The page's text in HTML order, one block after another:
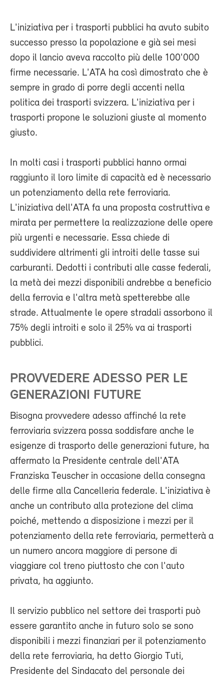
L'iniziativa per i trasporti pubblici ha avuto subito
successo presso la popolazione e già sei mesi
dopo il lancio aveva raccolto più delle 100'000
firme necessarie. L'ATA ha così dimostrato che è
sempre in grado di porre degli accenti nella
politica dei trasporti svizzera. L'iniziativa per i
trasporti propone le soluzioni giuste al momento
giusto.
In molti casi i trasporti pubblici hanno ormai
raggiunto il loro limite di capacità ed è necessario
un potenziamento della rete ferroviaria.
L'iniziativa dell'ATA fa una proposta costruttiva e
mirata per permettere la realizzazione delle opere
più urgenti e necessarie. Essa chiede di
suddividere altrimenti gli introiti delle tasse sui
carburanti. Dedotti i contributi alle casse federali,
la metà dei mezzi disponibili andrebbe a beneficio
della ferrovia e l'altra metà spetterebbe alle
strade. Attualmente le opere stradali assorbono il
75% degli introiti e solo il 25% va ai trasporti
pubblici.
PROVVEDERE ADESSO PER LE
GENERAZIONI FUTURE
Bisogna provvedere adesso affinché la rete
ferroviaria svizzera possa soddisfare anche le
esigenze di trasporto delle generazioni future, ha
affermato la Presidente centrale dell'ATA
Franziska Teuscher in occasione della consegna
delle firme alla Cancelleria federale. L'iniziativa è
anche un contributo alla protezione del clima
poiché, mettendo a disposizione i mezzi per il
potenziamento della rete ferroviaria, permetterà a
un numero ancora maggiore di persone di
viaggiare col treno piuttosto che con l'auto
privata, ha aggiunto.
Il servizio pubblico nel settore dei trasporti può
essere garantito anche in futuro solo se sono
disponibili i mezzi finanziari per il potenziamento
della rete ferroviaria, ha detto Giorgio Tuti,
Presidente del Sindacato del personale dei